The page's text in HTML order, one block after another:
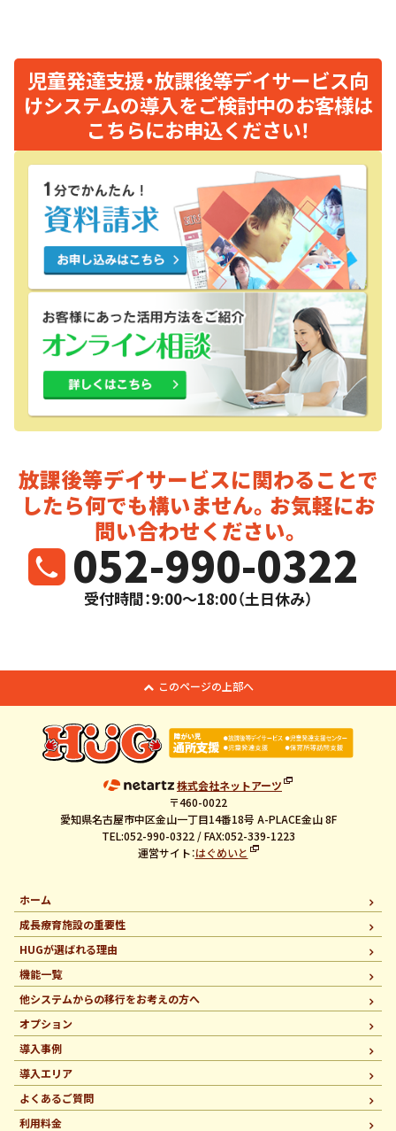
児童発達支援・放課後等デイサービス向
けシステムの導入をご検討中のお客様は
こちらにお申込ください！
放課後等デイサービスに関わることで
したら何でも構いません。お気軽にお
問い合わせください。
052-990-0322
受付時間：9:00～18:00（土日休み）
このページの上部へ
株式会社ネットアーツ
〒460-0022
愛知県名古屋市中区金山一丁目14番18号 A-PLACE金山 8F
TEL:052-990-0322 / FAX:052-339-1223
運営サイト：はぐめいと
ホーム
成長療育施設の重要性
HUGが選ばれる理由
機能一覧
他システムからの移行をお考えの方へ
オプション
導入事例
導入エリア
よくあるご質問
利用料金